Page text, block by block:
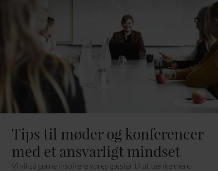
Tips til møder og konferencer
med et ansvarligt mindset
Vi vil så gerne inspirere vores gæster til at tænke mere